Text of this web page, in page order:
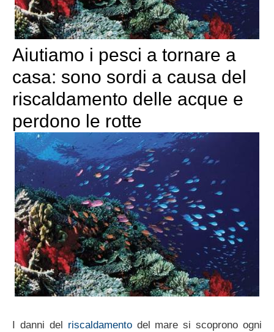
Aiutiamo i pesci a tornare a
casa: sono sordi a causa del
riscaldamento delle acque e
perdono le rotte
I danni del riscaldamentodel mare si scoprono ogni